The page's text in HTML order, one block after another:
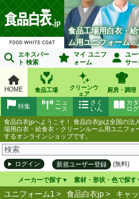
食品工場用白衣・
ム用ユニフォーム
エキスパー
ト 検索
マイ ユニフ
ォーム
ユー
サー
HOME 食品工場
クリーンウ
ェア
厨房・調理
カタ
ログ
さく
いん
ニュ
ース
特集
食品白衣jpへようこそ！ 食品白衣jpは全国の法
場用白衣・給食衣・クリーンルーム用ユニフォ
するオンラインショップです。
ログイン 新規ユーザー登録 (無料)
メーカーで探す 素材・形状・色で探す
ユニフォーム1 > 食品白衣jp > キャ